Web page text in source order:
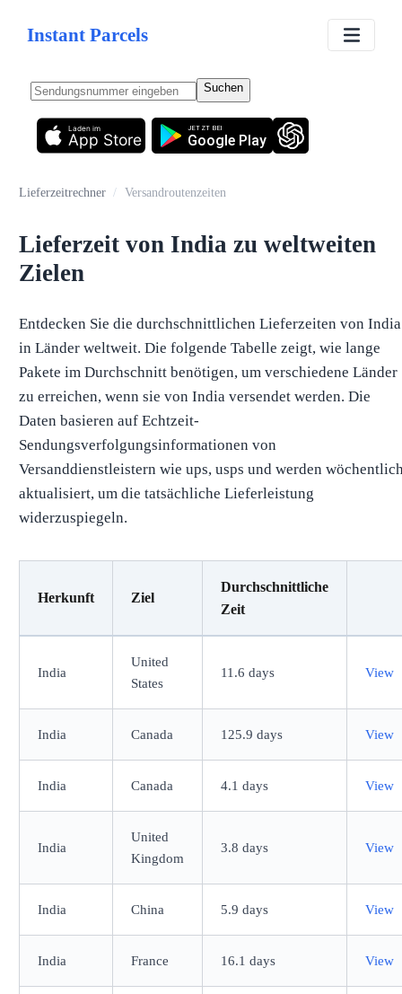
Instant Parcels
Suchen
App Store
Laden im
Google Play
JETZT BEI
Lieferzeitrechner / Versandroutenzeiten
Lieferzeit von India zu weltweiten
Zielen
Entdecken Sie die durchschnittlichen Lieferzeiten von India
in Länder weltweit. Die folgende Tabelle zeigt, wie lange
Pakete im Durchschnitt benötigen, um verschiedene Länder
zu erreichen, wenn sie von India versendet werden. Die
Daten basieren auf Echtzeit-
Sendungsverfolgungsinformationen von
Versanddienstleistern wie ups, usps und werden
aktualisiert, um die tatsächliche Lieferleistung
widerzuspiegeln.
Herkunft Ziel
Durchschnittliche
Zeit
India
United
States
11.6 days View
India Canada 125.9 days View
India Canada 4.1 days View
India
United
Kingdom
3.8 days View
India China 5.9 days View
India France 16.1 days View